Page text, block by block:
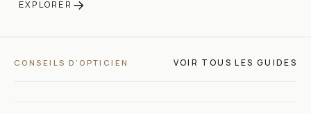
EXPLORER →
CONSEILS D'OPTICIEN VOIR TOUS LES GUIDES